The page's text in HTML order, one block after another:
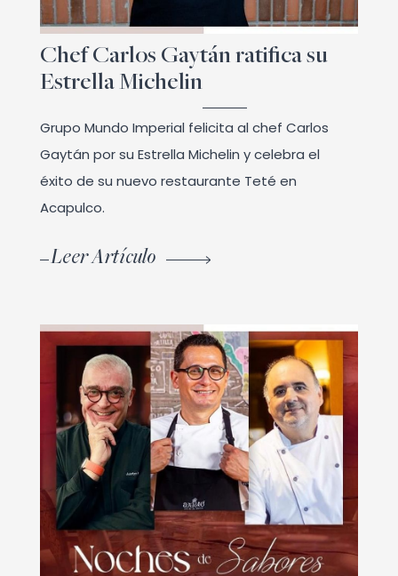
Chef Carlos Gaytán ratifica su
Estrella Michelin
Grupo Mundo Imperial felicita al chef Carlos
Gaytán por su Estrella Michelin y celebra el
éxito de su nuevo restaurante Teté en
Acapulco.
Leer Artículo